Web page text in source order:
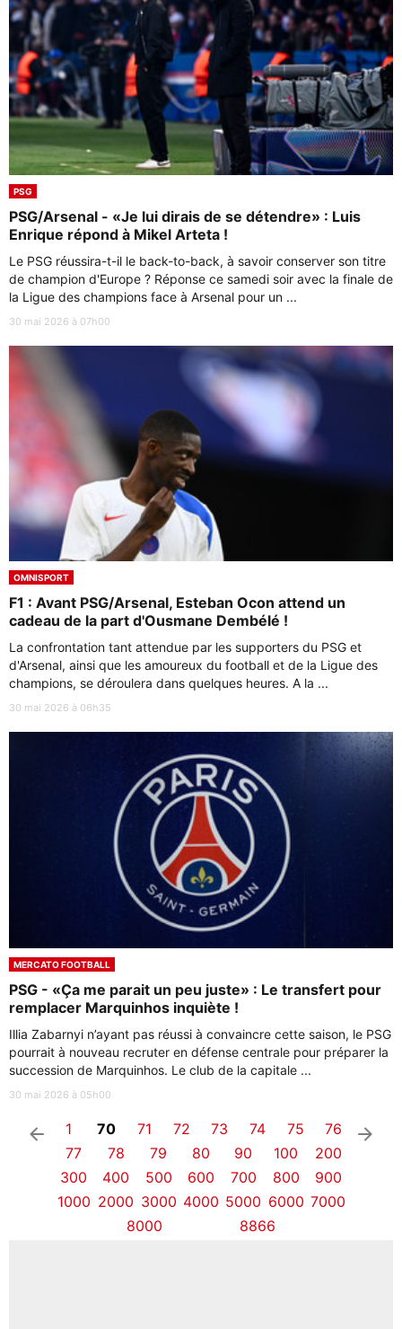
PSG
PSG/Arsenal - «Je lui dirais de se détendre» : Luis
Enrique répond à Mikel Arteta !
Le PSG réussira-t-il le back-to-back, à savoir conserver son titre
de champion d'Europe ? Réponse ce samedi soir avec la finale de
la Ligue des champions face à Arsenal pour un ...
30 mai 2026 à 07h00
OMNISPORT
F1 : Avant PSG/Arsenal, Esteban Ocon attend un
cadeau de la part d'Ousmane Dembélé !
La confrontation tant attendue par les supporters du PSG et
d'Arsenal, ainsi que les amoureux du football et de la Ligue des
champions, se déroulera dans quelques heures. A la ...
30 mai 2026 à 06h35
MERCATO FOOTBALL
PSG - «Ça me parait un peu juste» : Le transfert pour
remplacer Marquinhos inquiète !
Illia Zabarnyi n’ayant pas réussi à convaincre cette saison, le PSG
pourrait à nouveau recruter en défense centrale pour préparer la
succession de Marquinhos. Le club de la capitale ...
30 mai 2026 à 05h00
arrow_left 1 70 71 72 73 74 75
76
77
78 79 80 90 100
200
300
400 500 600 700 800
900
1000 2000 3000 4000 5000 6000 7000
8000
8866
arrow_right